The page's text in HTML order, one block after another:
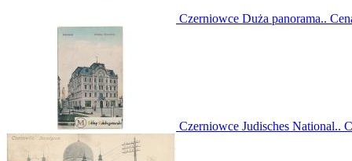
Czerniowce Duża panorama..
Czerniowce Judisches National..